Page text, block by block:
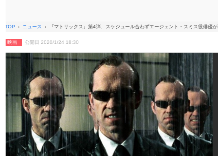
TOP ニュース 『マトリックス』第4弾、スケジュール合わずエージェント・スミス役俳優
映画 公開日 2020/1/24 18:30